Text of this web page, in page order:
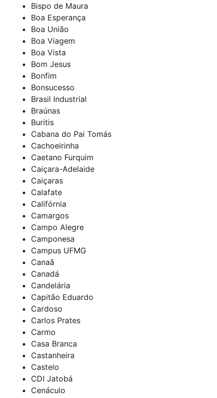
Bispo de Maura
Boa Esperança
Boa União
Boa Viagem
Boa Vista
Bom Jesus
Bonfim
Bonsucesso
Brasil Industrial
Braúnas
Buritis
Cabana do Pai Tomás
Cachoeirinha
Caetano Furquim
Caiçara-Adelaide
Caiçaras
Calafate
Califórnia
Camargos
Campo Alegre
Camponesa
Campus UFMG
Canaã
Canadá
Candelária
Capitão Eduardo
Cardoso
Carlos Prates
Carmo
Casa Branca
Castanheira
Castelo
CDI Jatobá
Cenáculo